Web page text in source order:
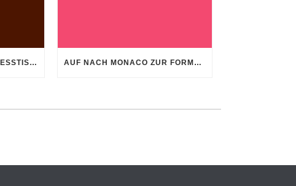
STRAND, MEER UND EIN ESSTISCH, SOWEIT MAN BLICKEN KANN! AUF NACH MONACO ZUR FORMEL 1